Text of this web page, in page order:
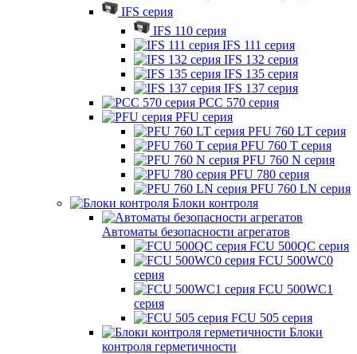
IFS серия
IFS 110 серия
IFS 111 серия
IFS 132 серия
IFS 135 серия
IFS 137 серия
PCC 570 серия
PFU серия
PFU 760 LT серия
PFU 760 T серия
PFU 760 N серия
PFU 780 серия
PFU 760 LN серия
Блоки контроля
Автоматы безопасности агрегатов
FCU 500QC серия
FCU 500WC0
серия
FCU 500WC1
серия
FCU 505 серия
Блоки
контроля герметичности